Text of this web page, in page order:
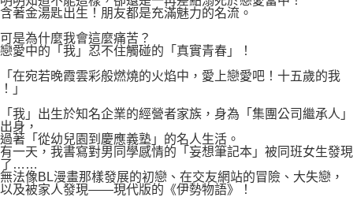
含著金湯匙出生！朋友都是充滿魅力的名流。
可是為什麼我會這麼痛苦？
戀愛中的「我」忍不住觸碰的「真實青春」！
「在宛若晚霞雲彩般燃燒的火焰中，愛上戀愛吧！十五歲的我
！」
「我」出生於知名企業的經營者家族，身為「集團公司繼承人」
出身，
過著「從幼兒園到慶應義塾」的名人生活。
有一天，我書寫對男同學感情的「妄想筆記本」被同班女生發現
了……
無法像BL漫畫那樣發展的初戀、在交友網站的冒險、大失戀，
以及被家人發現——現代版的《伊勢物語》！